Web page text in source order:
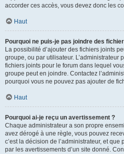
accorder ces accès, vous devez donc les
Haut
Pourquoi ne puis-je pas joindre des
La possibilité d’ajouter des fichiers joints
groupe, ou par utilisateur. L’administrateur
fichiers joints pour le forum dans lequel
groupe peut en joindre. Contactez
pourquoi vous ne pouvez pas ajouter de
Haut
Pourquoi ai-je reçu un avertissement ?
Chaque administrateur a son propre
avez dérogé à une règle, vous pouvez
c’est la décision de l’administrateur, et que
par les avertissements d’un site donné.